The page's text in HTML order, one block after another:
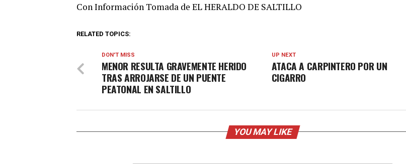
Con Información Tomada de EL HERALDO DE SALTILLO
RELATED TOPICS:
UP NEXT
ATACA A CARPINTERO POR UN
CIGARRO
DON'T MISS
MENOR RESULTA GRAVEMENTE HERIDO
TRAS ARROJARSE DE UN PUENTE
PEATONAL EN SALTILLO
YOU MAY LIKE